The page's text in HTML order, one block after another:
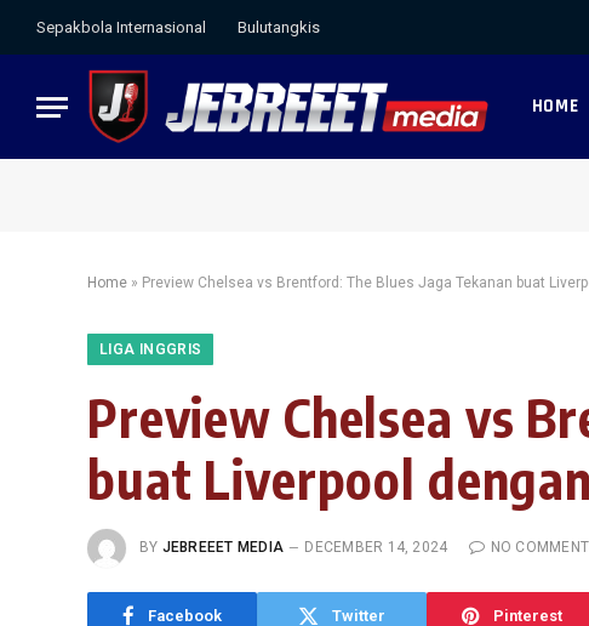
Sepakbola Internasional Bulutangkis
HOME
Home » Preview Chelsea vs Brentford: The Blues Jaga Tekanan buat
LIGA INGGRIS
Preview Chelsea vs
buat Liverpool
BY JEBREEET MEDIA DECEMBER 14, 2024 NO
Facebook Twitter Pinterest